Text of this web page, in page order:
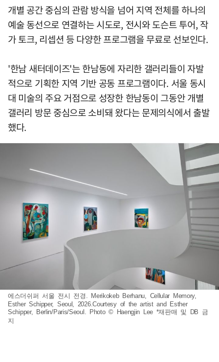
개별 공간 중심의 관람 방식을 넘어 지역 전체를 하나의
예술 동선으로 연결하는 시도로, 전시와 도슨트 투어, 작
가 토크, 리셉션 등 다양한 프로그램을 무료로 선보인다.
'한남 새터데이즈'는 한남동에 자리한 갤러리들이 자발
적으로 기획한 지역 기반 공동 프로그램이다. 서울 동시
대 미술의 주요 거점으로 성장한 한남동이 그동안 개별
갤러리 방문 중심으로 소비돼 왔다는 문제의식에서 출발
했다.
에스더쉬퍼 서울 전시 전경. Merikokeb Berhanu, Cellular Memory,
Esther Schipper, Seoul, 2026.Courtesy of the artist and Esther
Schipper, Berlin/Paris/Seoul. Photo © Haengjin Lee *재판매 및 DB 금
지